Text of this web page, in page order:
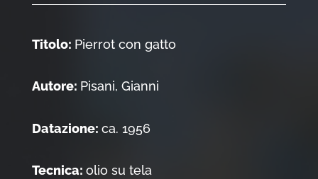
Titolo: Pierrot con gatto
Autore: Pisani, Gianni
Datazione: ca. 1956
Tecnica: olio su tela